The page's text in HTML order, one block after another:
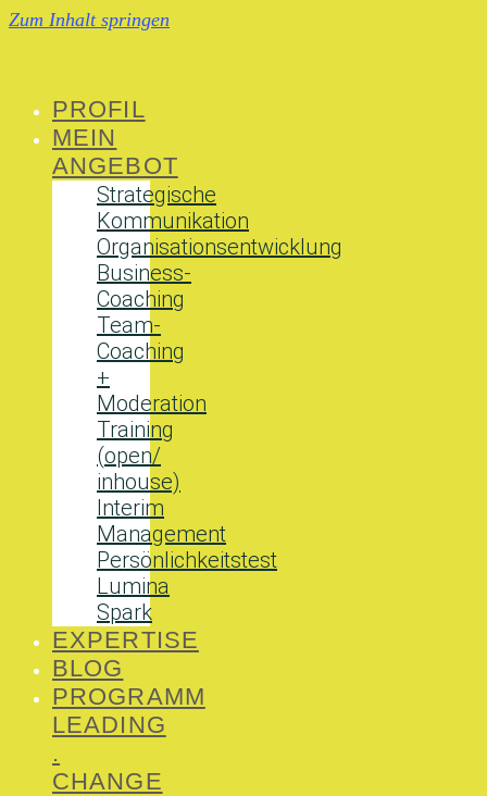
Zum Inhalt springen
PROFIL
MEIN
ANGEBOT
Strategische
Kommunikation
Organisationsentwicklung
Business-
Coaching
Team-
Coaching
+
Moderation
Training
(open/
inhouse)
Interim
Management
Persönlichkeitstest
Lumina
Spark
EXPERTISE
BLOG
PROGRAMM
LEADING
.
CHANGE